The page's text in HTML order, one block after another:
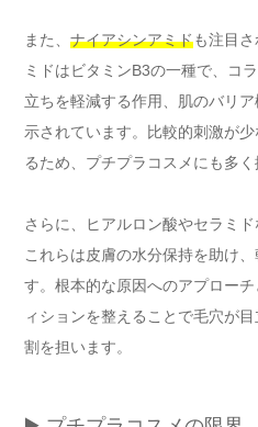
また、 ナイアシンアミドも注目
ミドはビタミンB3の一種で、コ
立ちを軽減する作用、肌のバリ
示されています。比較的刺激が
るため、プチプラコスメにも多く
さらに、ヒアルロン酸やセラミ
これらは皮膚の水分保持を助け
す。根本的な原因へのアプロー
ィションを整えることで毛穴が
割を担います。